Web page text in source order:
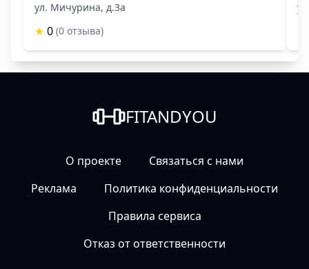
ул. Мичурина, д.3а
★ 0 (0 отзыва)
FITANDYOU
О проекте
Связаться с нами
Реклама
Политика конфиденциальности
Правила сервиса
Отказ от ответственности